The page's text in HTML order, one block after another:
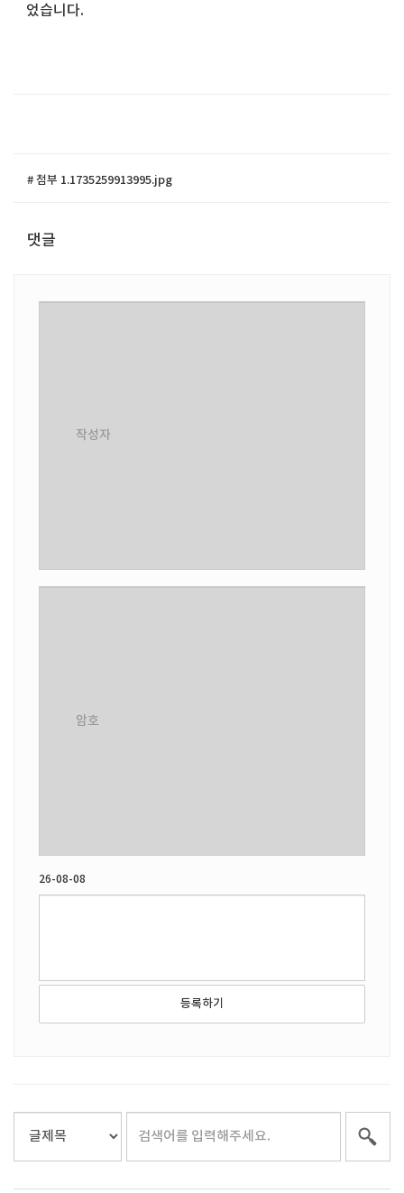
었습니다.
# 첨부 1.1735259913995.jpg
댓글
26-08-08
등록하기